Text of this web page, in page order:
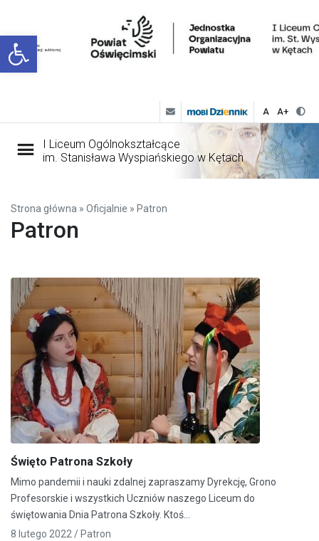
Open toolbar
A A+
I Liceum Ogólnokształcące
im. Stanisława Wyspiańskiego w Kętach
Strona główna » Oficjalnie » Patron
Patron
Święto Patrona Szkoły
Mimo pandemii i nauki zdalnej zapraszamy Dyrekcję, Grono
Profesorskie i wszystkich Uczniów naszego Liceum do
świętowania Dnia Patrona Szkoły. Ktoś…
8 lutego 2022 /Patron